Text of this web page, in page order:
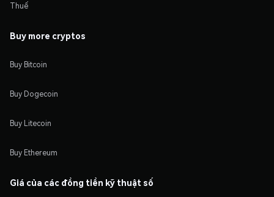
Thuế
Buy more cryptos
Buy Bitcoin
Buy Dogecoin
Buy Litecoin
Buy Ethereum
Giá của các đồng tiền kỹ thuật số